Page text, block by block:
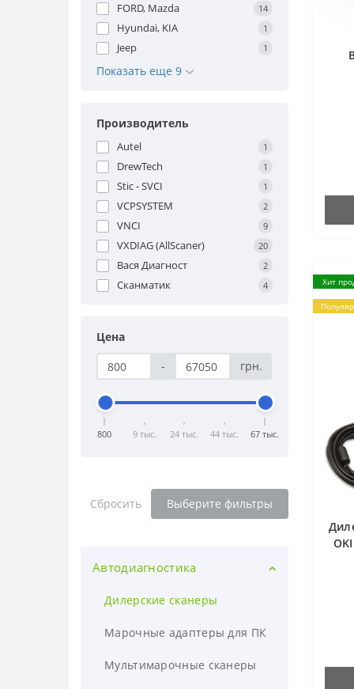
FORD, Mazda 14
Hyundai, KIA 1
Jeep 1
Показать еще 9
Производитель
Autel 1
DrewTech 1
Stic - SVCI 1
VCPSYSTEM 2
VNCI 9
VXDIAG (AllScaner) 20
Вася Диагност 2
Сканматик 4
Цена
-
грн.
800 9 тыс. 24 тыс. 44 тыс. 67 тыс.
Сбросить Выберите фильтры
Автодиагностика
Дилерские сканеры
Марочные адаптеры для ПК
Мультимарочные сканеры
Хит